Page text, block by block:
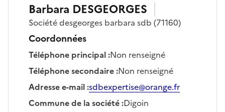
Barbara DESGEORGES
Sociétédesgeorges barbara sdb (71160)
Coordonnées
Téléphone principal:Non renseigné
Téléphone secondaire:Non renseigné
Adresse e-mail:sdbexpertise@orange.fr
Commune de la société:Digoin